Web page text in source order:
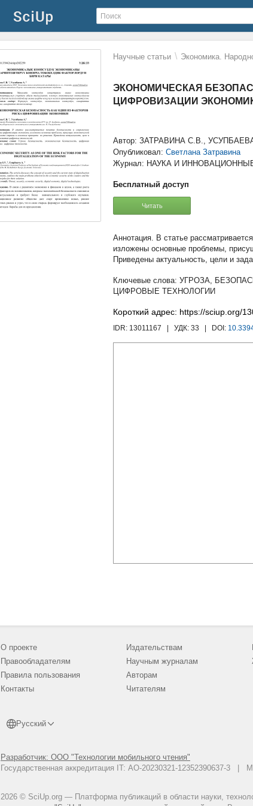
Научные статьи \ Экономика.
ЭКОНОМИЧЕСКАЯ
ЦИФРОВИЗАЦИИ
Автор: ЗАТРАВИНА С.В.,
Опубликовал: Светлана Затравина
Журнал: НАУКА И
Бесплатный доступ
Читать
В статье
изложены основные проблемы,
Приведены актуальность, цели и
УГРОЗА,
ЦИФРОВЫЕ ТЕХНОЛОГИИ
Короткий адрес: https://sciup.org/
IDR: 13011167 | УДК: 33 | DOI:
О проекте
Правообладателям
Правила пользования
Контакты
Русский
Разработчик: ООО "Технологии мобильного чтения"
Государственная аккредитация IT: АО-20230321-12352390637-3 |
2026 © SciUp.org — Платформа публикаций в области науки,
Издательствам
Научным журналам
Авторам
Читателям